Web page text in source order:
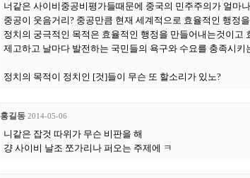
너같은 사이비중공비평가들때문에 중국의 민주주의가 얼마
중공이 웃음거리? 중공만큼 현재 세계적으로 효율적인 행정
정치의 궁극적인 목적은 효율적인 행정을 만들어내는것이
제고하고 날마다 발전하는 국민들의 욕구와 수요를 충족시키
정치의 목적이 정치인 [것]들이 무슨 또 할소리가 있노?
홍길동 2014-05-06
니같은 잡것 따위가 무슨 비판을 해
걍 사이비 날조 쪼가리나 퍼오는 주제에 ㅋ